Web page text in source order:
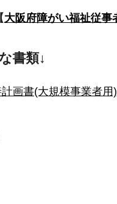
【大阪府障がい福祉従事
書類↓
画書(大規模事業者用)